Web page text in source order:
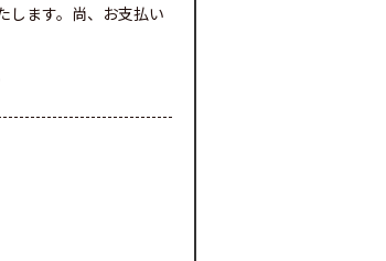
します。尚、お支払い